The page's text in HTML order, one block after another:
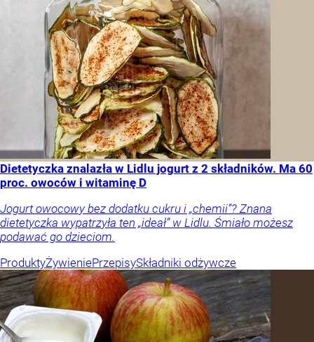
Dietetyczka znalazła w Lidlu jogurt z 2 składników. Ma 60
proc. owoców i witaminę D
Jogurt owocowy bez dodatku cukru i „chemii”? Znana
dietetyczka wypatrzyła ten „ideał” w Lidlu. Śmiało możesz
podawać go dzieciom.
ProduktyŻywieniePrzepisySkładniki odżywcze